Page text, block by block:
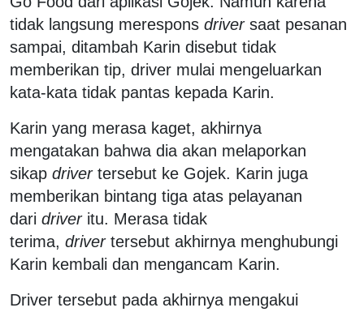
tidak langsung merespons driversaat pesanan
sampai, ditambah Karin disebut tidak
memberikan tip, driver mulai mengeluarkan
kata-kata tidak pantas kepada Karin.
Karin yang merasa kaget, akhirnya
mengatakan bahwa dia akan melaporkan
sikap drivertersebut ke Gojek. Karin juga
memberikan bintang tiga atas pelayanan
dari driveritu. Merasa tidak
terima, drivertersebut akhirnya menghubungi
Karin kembali dan mengancam Karin.
Driver tersebut pada akhirnya mengakui